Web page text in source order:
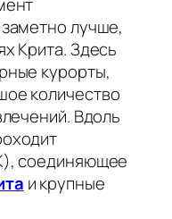
лучше,
Крита. Здесь
курорты,
количество
Вдоль
соединяющее
и крупные